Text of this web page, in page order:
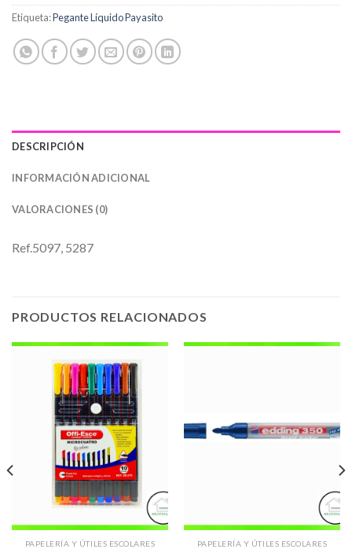
Etiqueta:Pegante Líquido Payasito
DESCRIPCIÓN
INFORMACIÓN ADICIONAL
VALORACIONES (0)
Ref.5097, 5287
PRODUCTOS RELACIONADOS
PAPELERÍA Y ÚTILES ESCOLARES PAPELERÍA Y ÚTILES ESCOLARES